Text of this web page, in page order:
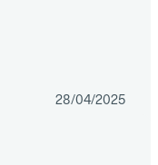
28/04/2025